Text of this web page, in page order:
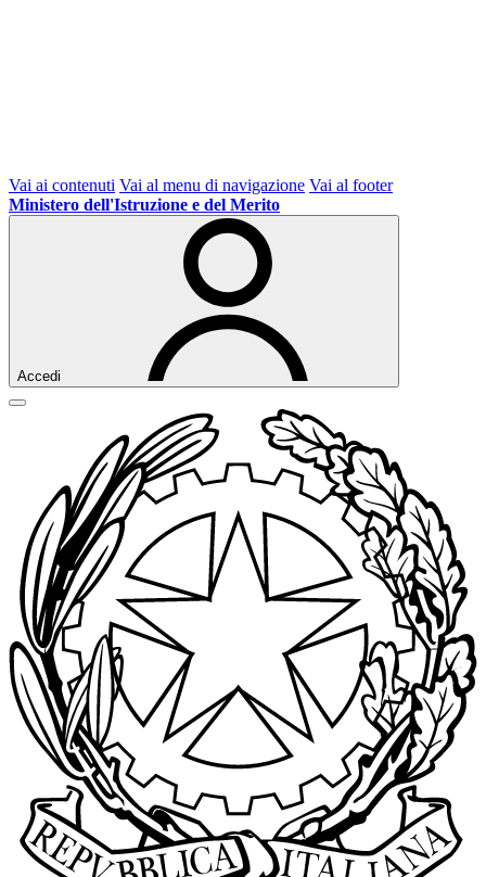
Vai ai contenuti Vai al menu di navigazione Vai al footer
Ministero dell'Istruzione e del Merito
Accedi